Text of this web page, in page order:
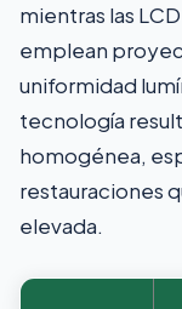
mientras las
emplean
uniformidad
tecnología
homogénea,
restauraciones
elevada.